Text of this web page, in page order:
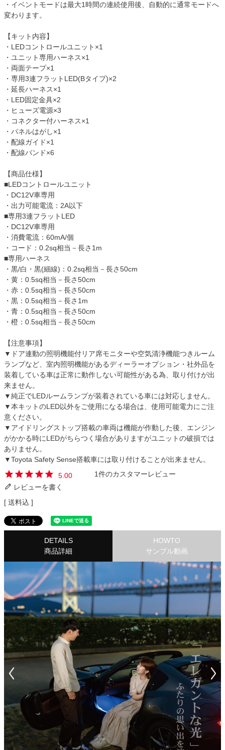
・イベントモードは最大1時間の連続使用後、自動的に通常モードへ
変わります。
【キット内容】
・LEDコントロールユニット×1
・ユニット専用ハーネス×1
・両面テープ×1
・専用3連フラットLED(Bタイプ)×2
・延長ハーネス×1
・LED固定金具×2
・ヒューズ電源×3
・コネクター付ハーネス×1
・パネルはがし×1
・配線ガイド×1
・配線バンド×6
【商品仕様】
■LEDコントロールユニット
・DC12V車専用
・出力可能電流：2A以下
■専用3連フラットLED
・DC12V車専用
・消費電流：60mA/個
・コード：0.2sq相当－長さ1m
■専用ハーネス
・黒/白・黒(細線)：0.2sq相当－長さ50cm
・黄：0.5sq相当－長さ50cm
・赤：0.5sq相当－長さ50cm
・黒：0.5sq相当－長さ1m
・青：0.5sq相当－長さ50cm
・橙：0.5sq相当－長さ50cm
【注意事項】
▼ドア連動の照明機能付リア席モニターや空気清浄機能つきルーム
ランプなど、室内照明機能があるディーラーオプション・社外品を
装着している車は正常に動作しない可能性がある為、取り付けが出
来ません。
▼純正でLEDルームランプが装着されている車には対応しません。
▼本キットのLED以外をご使用になる場合は、使用可能電力にご注
意ください。
▼アイドリングストップ搭載の車両は機能が作動した後、エンジン
がかかる時にLEDがちらつく場合がありますがユニットの破損では
ありません。
▼Toyota Safety Sense搭載車には取り付けることが出来ません。
5.00
1
レビューを書く
送料込
DETAILS
商品詳細
HOWTO
サンプル動画